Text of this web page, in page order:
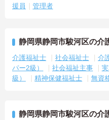
援員
管理者
静岡県静岡市駿河区の介
介護福祉士 社会福祉士
介
パー2級）
社会福祉主事
級）
精神保健福祉士 無資
静岡県静岡市駿河区の介